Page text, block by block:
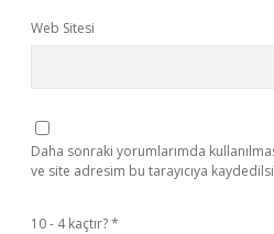
Web Sitesi
Daha sonraki yorumlarımda
ve site adresim bu tarayıcıya
10 - 4 kaçtır?*